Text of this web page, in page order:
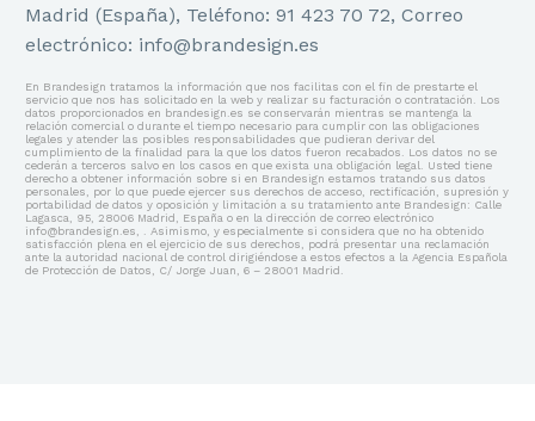
Madrid (España), Teléfono: 91 423 70 72, Correo
electrónico: info@brandesign.es
En Brandesign tratamos la información que nos facilitas con el fin de prestarte el
servicio que nos has solicitado en la web y realizar su facturación o contratación. Los
datos proporcionados en brandesign.es se conservarán mientras se mantenga la
relación comercial o durante el tiempo necesario para cumplir con las obligaciones
legales y atender las posibles responsabilidades que pudieran derivar del
cumplimiento de la finalidad para la que los datos fueron recabados. Los datos no se
cederán a terceros salvo en los casos en que exista una obligación legal. Usted tiene
derecho a obtener información sobre si en Brandesign estamos tratando sus datos
personales, por lo que puede ejercer sus derechos de acceso, rectificación, supresión y
portabilidad de datos y oposición y limitación a su tratamiento ante Brandesign: Calle
Lagasca, 95, 28006 Madrid, España o en la dirección de correo electrónico
info@brandesign.es, . Asimismo, y especialmente si considera que no ha obtenido
satisfacción plena en el ejercicio de sus derechos, podrá presentar una reclamación
ante la autoridad nacional de control dirigiéndose a estos efectos a la Agencia Española
de Protección de Datos, C/ Jorge Juan, 6 – 28001 Madrid.